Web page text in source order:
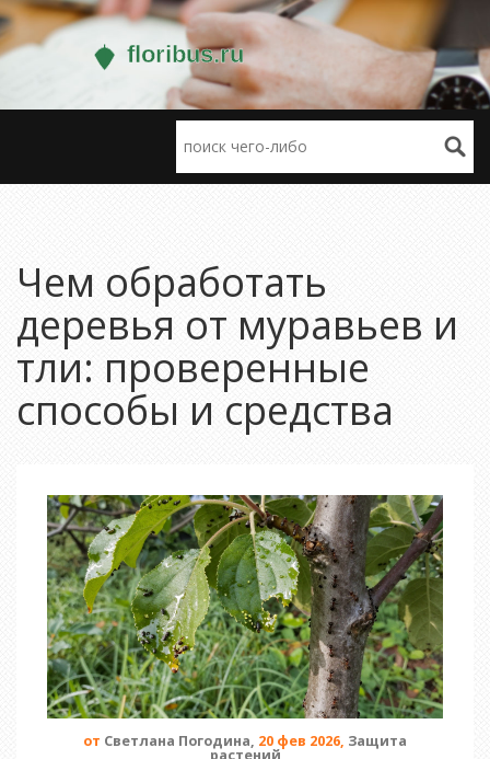
Чем обработать
деревья от муравьев и
тли: проверенные
способы и средства
от Светлана Погодина, 20 фев 2026, Защита
растений